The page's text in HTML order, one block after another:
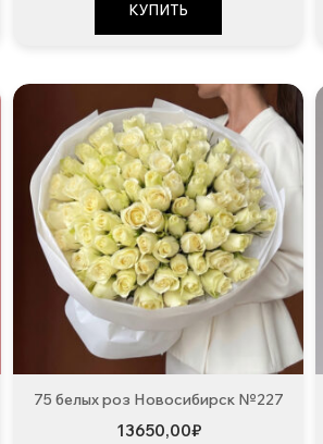
КУПИТЬ
75 белых роз Новосибирск №227
13650,00₽